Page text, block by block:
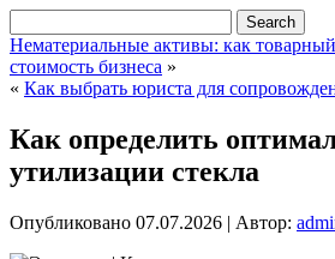
Нематериальные активы: как
стоимость бизнеса »
« Как выбрать юриста для
Как определить
утилизации стекла
Опубликовано 07.07.2026 | Автор: